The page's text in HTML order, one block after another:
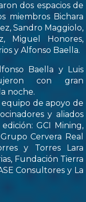
dos espacios de
miembros Bichara
Sandro Maggiolo,
Miguel Honores,
y Alfonso Baella.
Baella y Luis
con gran
noche.
de apoyo de
y aliados
GCI Mining,
Cervera Real
y Torres Lara
Fundación Tierra
Consultores y La